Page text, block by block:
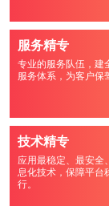
服务精专
专业的服务队伍，建
服务体系，为客户保
技术精专
应用最稳定、最安全
息化技术，保障平台
行。